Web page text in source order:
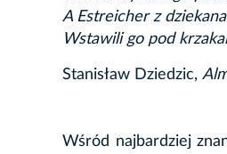
A Estreicher z
Wstawili go pod
Stanisław Dziedzic,
Wśród najbardziej